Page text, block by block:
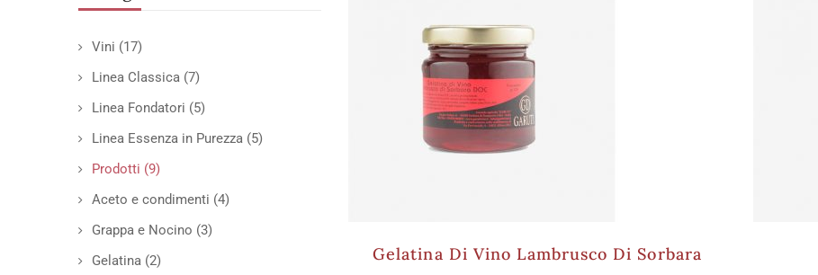
Vini (17)
Linea Classica (7)
Linea Fondatori (5)
Linea Essenza in Purezza (5)
Prodotti (9)
Aceto e condimenti (4)
Grappa e Nocino (3)
Gelatina (2)
Gelatina Di Vino Lambrusco Di Sorbara